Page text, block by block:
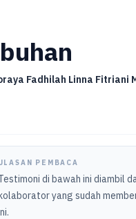
Fadhilah Linna Fitriani
PEMBACA
di bawah ini diambil
yang sudah